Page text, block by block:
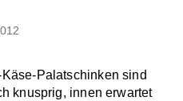
Palatschinken sind
knusprig, innen erwartet